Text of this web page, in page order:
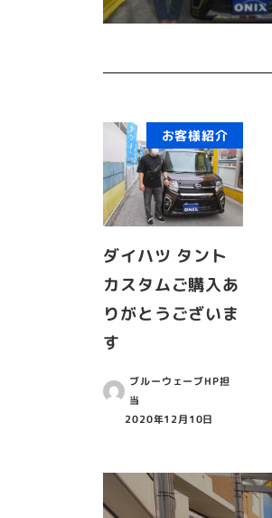
お客様紹介
ダイハツ タント
カスタムご購入あ
りがとうございま
す
ブルーウェーブHP担
当
2020年12月10日